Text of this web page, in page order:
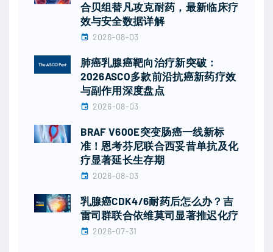
合贝组替凡攻克耐药，最新临床疗
效与安全数据详解
2026-08-03
肺癌乳腺癌靶向治疗新突破：
2026ASCO多款前沿抗癌新药疗效
与副作用深度盘点
2026-08-03
BRAF V600E突变肠癌一线新标
准！恩考芬尼联合西妥昔单抗及化
疗显著延长生存期
2026-08-03
乳腺癌CDK4/6耐药后怎么办？吉
雷司群联合依维莫司显著推迟化疗
2026-07-31